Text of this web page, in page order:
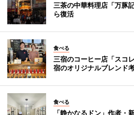
三茶の中華料理店「万豚
ら復活
食べる
三宿のコーヒー店「ス
宿のオリジナルブレンド
食べる
「静かなるドン」作者